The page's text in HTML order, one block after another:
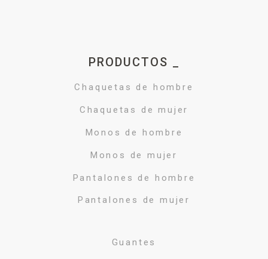
PRODUCTOS _
Chaquetas de hombre
Chaquetas de mujer
Monos de hombre
Monos de mujer
Pantalones de hombre
Pantalones de mujer
Guantes